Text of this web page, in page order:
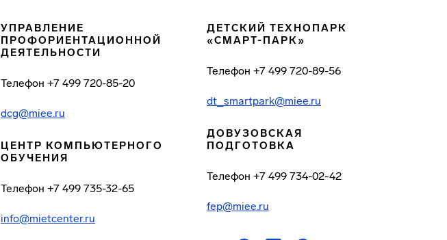
УПРАВЛЕНИЕ
ПРОФОРИЕНТАЦИОННОЙ
ДЕЯТЕЛЬНОСТИ
Телефон +7 499 720-85-20
dcg@miee.ru
ЦЕНТР КОМПЬЮТЕРНОГО
ОБУЧЕНИЯ
Телефон +7 499 735-32-65
info@mietcenter.ru
ДЕТСКИЙ ТЕХНОПАРК
«СМАРТ-ПАРК»
Телефон +7 499 720-89-56
dt_smartpark@miee.ru
ДОВУЗОВСКАЯ
ПОДГОТОВКА
Телефон +7 499 734-02-42
fep@miee.ru